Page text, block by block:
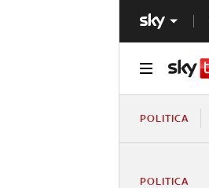
POLITICA
POLITICA